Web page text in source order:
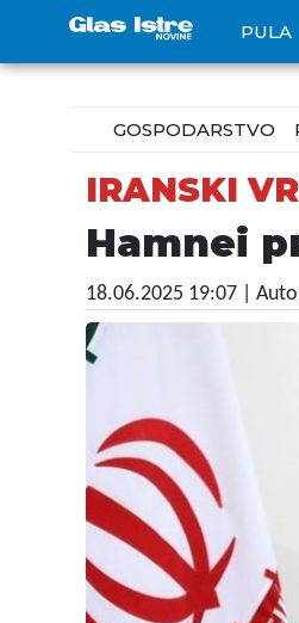
PULA
GOSPODARSTVO
IRANSKI
Hamnei
18.06.2025 19:07 |